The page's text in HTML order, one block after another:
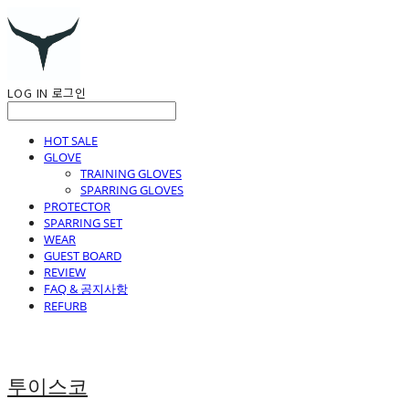
LOG IN 로그인
HOT SALE
GLOVE
TRAINING GLOVES
SPARRING GLOVES
PROTECTOR
SPARRING SET
WEAR
GUEST BOARD
REVIEW
FAQ & 공지사항
REFURB
투이스코